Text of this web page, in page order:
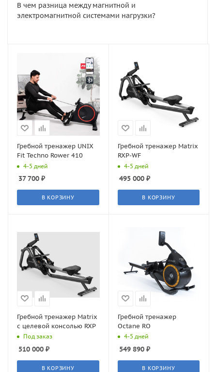
В чем разница между магнитной и
электромагнитной системами нагрузки?
Гребной тренажер UNIX
Fit Techno Rower 410
4-5 дней
37 700 ₽
В КОРЗИНУ
Гребной тренажер Matrix
RXP-WF
4-5 дней
495 000₽
В КОРЗИНУ
Гребной тренажер Matrix
с целевой консолью RXP
Под заказ
510 000 ₽
В КОРЗИНУ
Гребной тренажер
Octane RO
4-5 дней
549 890₽
В КОРЗИНУ